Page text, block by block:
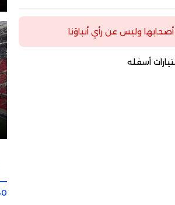
أصحابها وليس عن رأي أنباؤنا
أسفله